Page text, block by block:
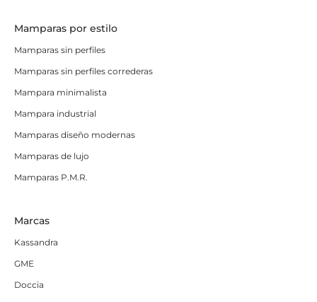
Mamparas por estilo
Mamparas sin perfiles
Mamparas sin perfiles correderas
Mampara minimalista
Mampara industrial
Mamparas diseño modernas
Mamparas de lujo
Mamparas P.M.R.
Marcas
Kassandra
GME
Doccia